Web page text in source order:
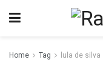
Home Tag lula de silva